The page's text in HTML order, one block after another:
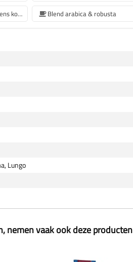
koffiebonen voor Siemens koffiemachine Blend arabica & robusta
Lungo
nemen vaak ook deze producten